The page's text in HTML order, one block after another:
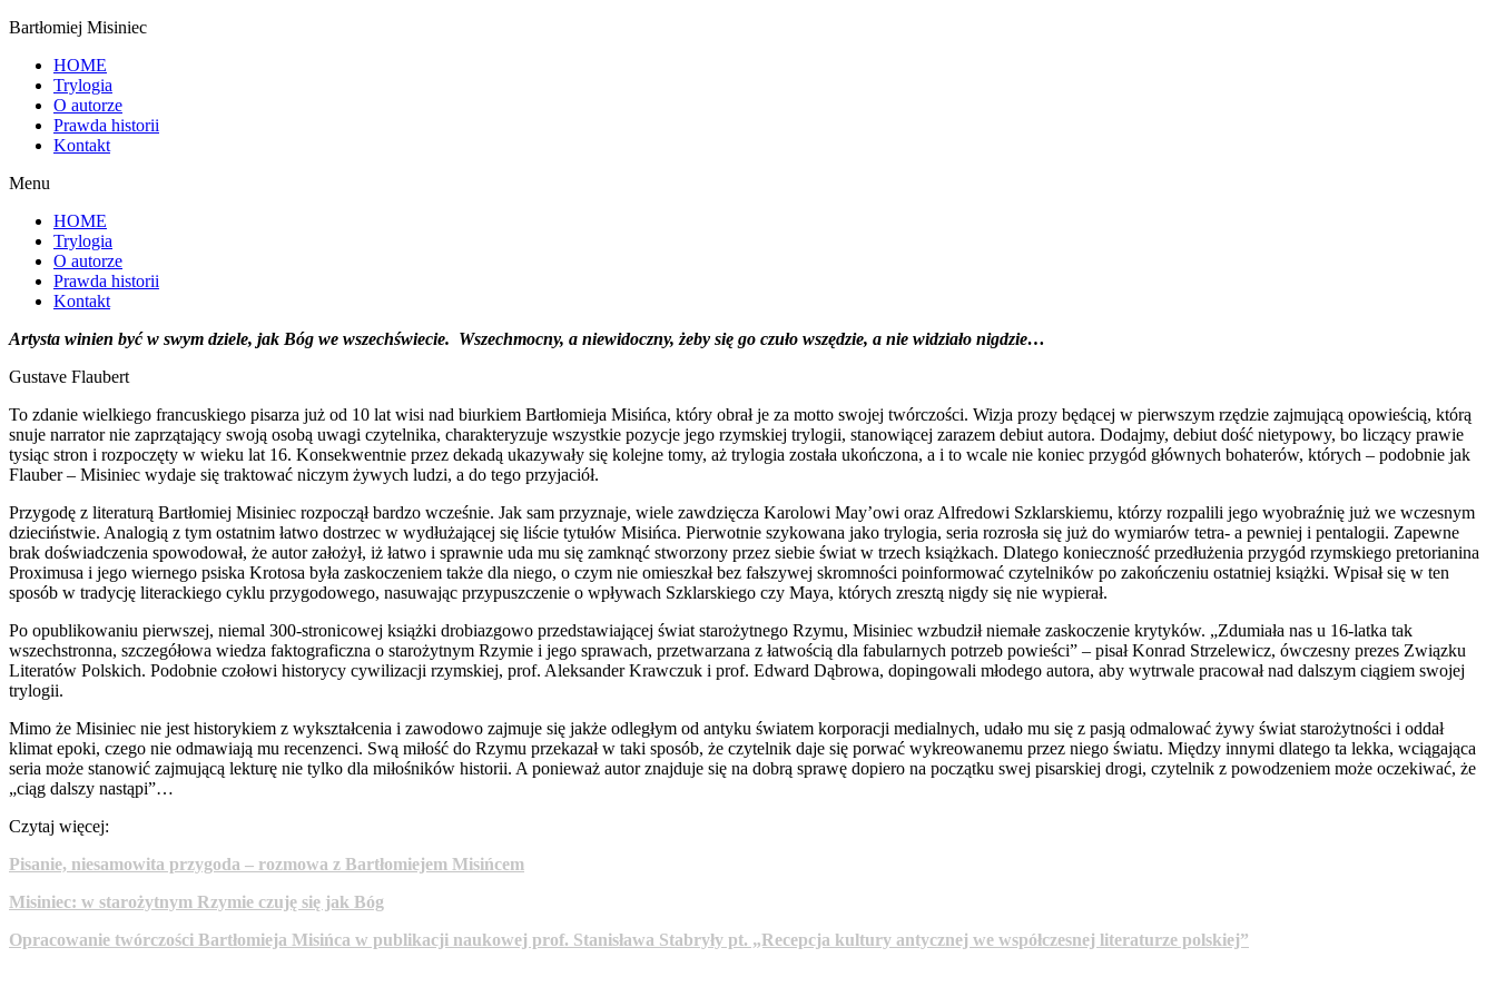
Bartłomiej Misiniec
HOME
Trylogia
O autorze
Prawda historii
Kontakt
Menu
HOME
Trylogia
O autorze
Prawda historii
Kontakt
Artysta winien być w swym dziele, jak Bóg we wszechświecie. Wszechmocny, a niewidoczny, żeby się go czuło wszędzie, a nie widziało nigdzie…
Gustave Flaubert
To zdanie wielkiego francuskiego pisarza już od 10 lat wisi nad biurkiem Bartłomieja Misińca, który obrał je za motto swojej twórczości. Wizja prozy będącej w pierwszym rzędzie zajmującą opowieścią, którą
snuje narrator nie zaprzątający swoją osobą uwagi czytelnika, charakteryzuje wszystkie pozycje jego rzymskiej trylogii, stanowiącej zarazem debiut autora. Dodajmy, debiut dość nietypowy, bo liczący prawie
tysiąc stron i rozpoczęty w wieku lat 16. Konsekwentnie przez dekadą ukazywały się kolejne tomy, aż trylogia została ukończona, a i to wcale nie koniec przygód głównych bohaterów, których – podobnie jak
Flauber – Misiniec wydaje się traktować niczym żywych ludzi, a do tego przyjaciół.
Przygodę z literaturą Bartłomiej Misiniec rozpoczął bardzo wcześnie. Jak sam przyznaje, wiele zawdzięcza Karolowi May’owi oraz Alfredowi Szklarskiemu, którzy rozpalili jego wyobraźnię już we wczesnym
dzieciństwie. Analogią z tym ostatnim łatwo dostrzec w wydłużającej się liście tytułów Misińca. Pierwotnie szykowana jako trylogia, seria rozrosła się już do wymiarów tetra- a pewniej i pentalogii. Zapewne
brak doświadczenia spowodował, że autor założył, iż łatwo i sprawnie uda mu się zamknąć stworzony przez siebie świat w trzech książkach. Dlatego konieczność przedłużenia przygód rzymskiego pretorianina
Proximusa i jego wiernego psiska Krotosa była zaskoczeniem także dla niego, o czym nie omieszkał bez fałszywej skromności poinformować czytelników po zakończeniu ostatniej książki. Wpisał się w ten
sposób w tradycję literackiego cyklu przygodowego, nasuwając przypuszczenie o wpływach Szklarskiego czy Maya, których zresztą nigdy się nie wypierał.
Po opublikowaniu pierwszej, niemal 300-stronicowej książki drobiazgowo przedstawiającej świat starożytnego Rzymu, Misiniec wzbudził niemałe zaskoczenie krytyków. „Zdumiała nas u 16-latka tak
wszechstronna, szczegółowa wiedza faktograficzna o starożytnym Rzymie i jego sprawach, przetwarzana z łatwością dla fabularnych potrzeb powieści” – pisał Konrad Strzelewicz, ówczesny prezes Związku
Literatów Polskich. Podobnie czołowi historycy cywilizacji rzymskiej, prof. Aleksander Krawczuk i prof. Edward Dąbrowa, dopingowali młodego autora, aby wytrwale pracował nad dalszym ciągiem swojej
trylogii.
Mimo że Misiniec nie jest historykiem z wykształcenia i zawodowo zajmuje się jakże odległym od antyku światem korporacji medialnych, udało mu się z pasją odmalować żywy świat starożytności i oddał
klimat epoki, czego nie odmawiają mu recenzenci. Swą miłość do Rzymu przekazał w taki sposób, że czytelnik daje się porwać wykreowanemu przez niego światu. Między innymi dlatego ta lekka, wciągająca
seria może stanowić zajmującą lekturę nie tylko dla miłośników historii. A ponieważ autor znajduje się na dobrą sprawę dopiero na początku swej pisarskiej drogi, czytelnik z powodzeniem może oczekiwać, że
„ciąg dalszy nastąpi”…
Czytaj więcej:
Pisanie, niesamowita przygoda – rozmowa z Bartłomiejem Misińcem
Misiniec: w starożytnym Rzymie czuję się jak Bóg
Opracowanie twórczości Bartłomieja Misińca w publikacji naukowej prof. Stanisława Stabryły pt. „Recepcja kultury antycznej we współczesnej literaturze polskiej”